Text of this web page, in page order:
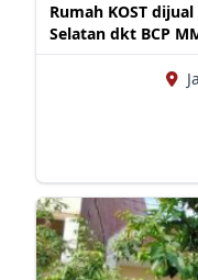
Rumah KOST
Selatan dkt BCP